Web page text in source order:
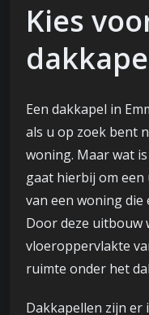
Kies
Een dakkapel in
als u op zoek bent
woning. Maar wat
gaat hierbij om
van een woning
Door deze uitbouw
vloeroppervlakte
ruimte onder het
Dakkapellen zijn er